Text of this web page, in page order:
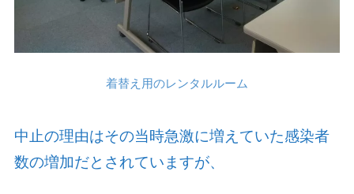
着替え用のレンタルルーム
中止の理由はその当時急激に増えていた感染者
数の増加だとされていますが、